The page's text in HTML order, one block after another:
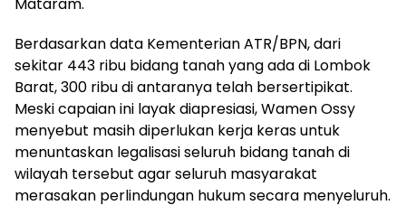
Mataram.
Berdasarkan data Kementerian ATR/BPN, dari
sekitar 443 ribu bidang tanah yang ada di Lombok
Barat, 300 ribu di antaranya telah bersertipikat.
Meski capaian ini layak diapresiasi, Wamen Ossy
menyebut masih diperlukan kerja keras untuk
menuntaskan legalisasi seluruh bidang tanah di
wilayah tersebut agar seluruh masyarakat
merasakan perlindungan hukum secara menyeluruh.